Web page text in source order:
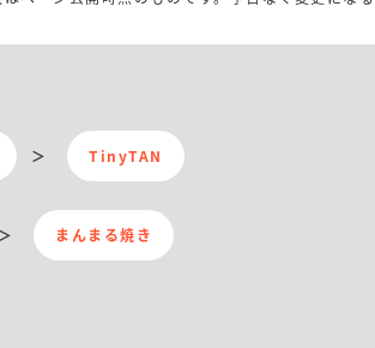
TinyTAN
まんまる焼き